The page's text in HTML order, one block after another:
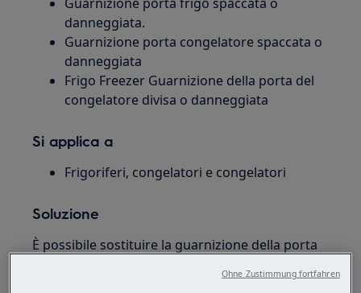
danneggiata.
Guarnizione porta congelatore spaccata o
danneggiata
Frigo Freezer Guarnizione della porta del
congelatore divisa o danneggiata
Si applica a
Frigoriferi, congelatori e congelatori
Soluzione
È possibile sostituire la guarnizione della porta
come ricambio, altrimenti potrebbe essere
Ohne Zustimmung fortfahren